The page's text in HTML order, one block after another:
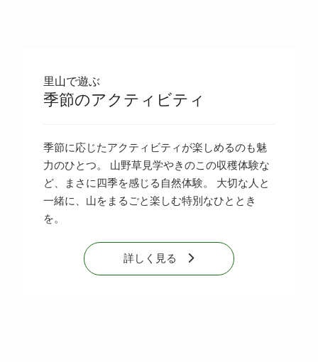
里山で遊ぶ
季節のアクティビティ
季節に応じたアクティビティが楽しめるのも魅
力のひとつ。 山野草見学やきのこの収穫体験な
ど、まさに四季を感じる自然体験。 大切な人と
一緒に、山をまるごと楽しむ特別なひととき
を。
詳しく見る